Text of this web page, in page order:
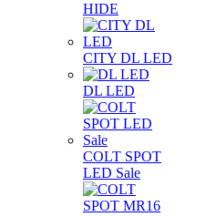
HIDE
CITY DL LED
DL LED
COLT SPOT
LED Sale